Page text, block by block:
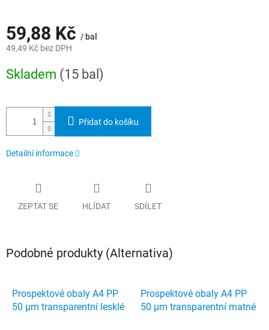
59,88 Kč / bal
49,49 Kč bez DPH
cena:
Skladem (15 bal)
Přidat do košíku
Detailní informace
ZEPTAT SE HLÍDAT SDÍLET
Podobné produkty (Alternativa)
Prospektové obaly A4 PP
50 µm transparentní lesklé
Prospektové obaly A4 PP
50 µm transparentní matné